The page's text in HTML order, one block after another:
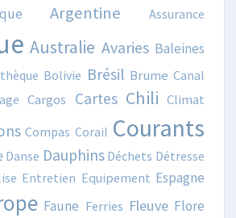
Argentine Assurance
Australie Avaries Baleines
Bolivie Brésil Brume Canal
Cargos Cartes Chili Climat
Compas Corail Courants
Danse Dauphins Déchets Détresse
Entretien Equipement Espagne
Faune Ferries Fleuve Flore